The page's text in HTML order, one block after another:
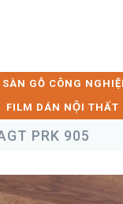
SÀN GỖ CÔNG
FILM DÁN NỘI THẤT
PRK 905